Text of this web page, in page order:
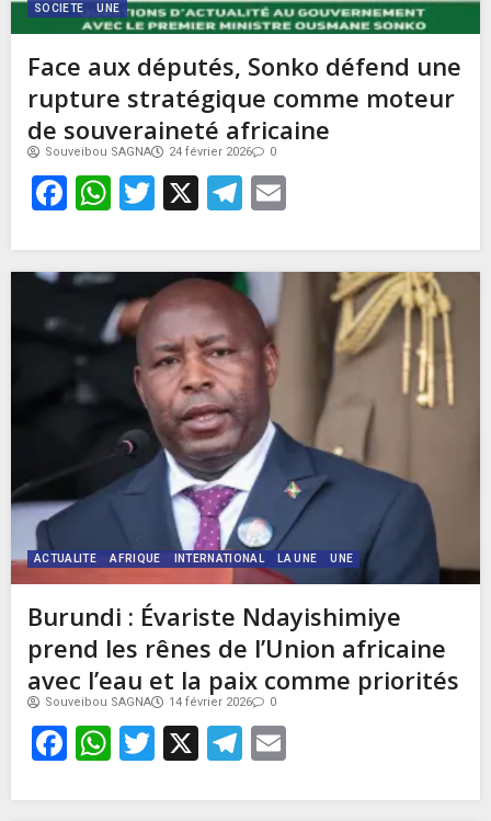
SOCIETE
UNE
Face aux députés, Sonko défend une
rupture stratégique comme moteur
de souveraineté africaine
Souveibou SAGNA 24 février 2026 0
Facebook
WhatsApp
Twitter
X Telegram
ACTUALITE AFRIQUE INTERNATIONAL LA UNE UNE
Burundi : Évariste Ndayishimiye
prend les rênes de l’Union africaine
avec l’eau et la paix comme priorités
Souveibou SAGNA 14 février 2026 0
Facebook
WhatsApp
Twitter
X Telegram